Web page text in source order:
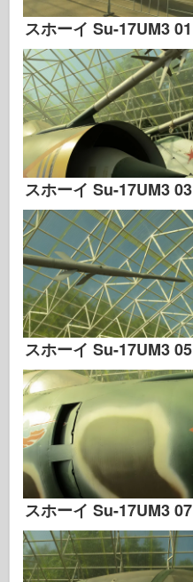
Dvd
連絡先
ル・ジャーナル
キット
スホーイ Su-17UM3 01
スホーイ Su-17UM3 03
スホーイ Su-17UM3 05
スホーイ Su-17UM3 07